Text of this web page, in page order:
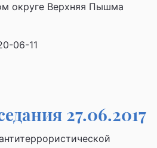
округе Верхняя Пышма
06-11
27.06.2017